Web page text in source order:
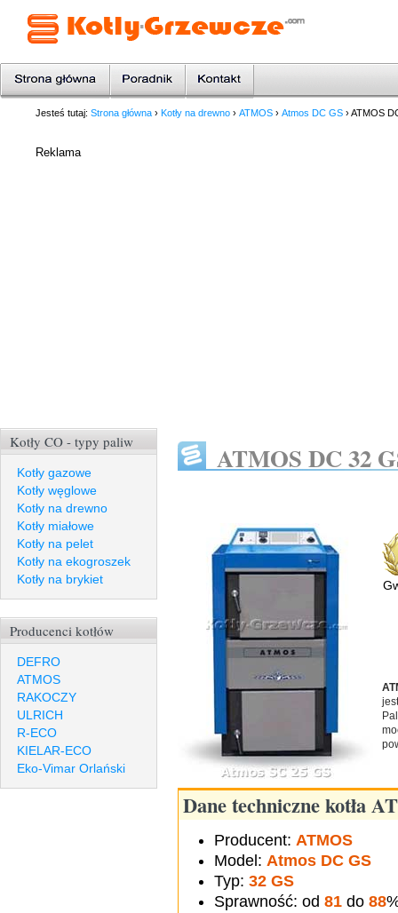
Jesteś tutaj: Strona główna › Kotły na drewno › ATMOS › Atmos DC GS › ATMOS
Reklama
ATMOS DC 32
Dane techniczne kotła
Producent: ATMOS
Model: Atmos DC GS
Typ: 32 GS
Sprawność: od 81 do 88
Kotły CO - typy paliw
Kotły gazowe
Kotły węglowe
Kotły na drewno
Kotły miałowe
Kotły na pelet
Kotły na ekogroszek
Kotły na brykiet
Producenci kotłów
DEFRO
ATMOS
RAKOCZY
ULRICH
R-ECO
KIELAR-ECO
Eko-Vimar Orlański